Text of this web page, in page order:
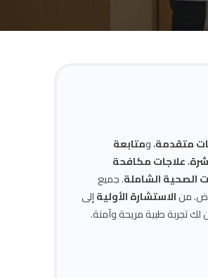
متقدمة، ومتابعة
،علاجات مكافحة
الصحية الشاملة. جميع
منالاستشارة الأوليةإلى
لك تجربة طبية مريحة وآمنة.